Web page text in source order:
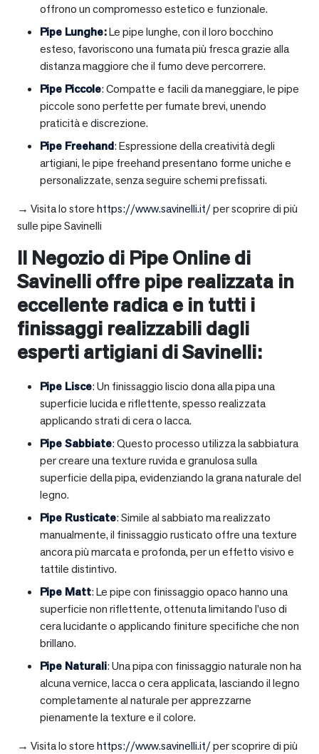
offrono un compromesso estetico e funzionale.
Pipe Lunghe:Le pipe lunghe, con il loro bocchino
esteso, favoriscono una fumata più fresca grazie alla
distanza maggiore che il fumo deve percorrere.
Pipe Piccole: Compatte e facili da maneggiare, le pipe
piccole sono perfette per fumate brevi, unendo
praticità e discrezione.
Pipe Freehand: Espressione della creatività degli
artigiani, le pipe freehand presentano forme uniche e
personalizzate, senza seguire schemi prefissati.
→ Visita lo storehttps://www.savinelli.it/per scoprire di più
sulle pipe Savinelli
Il Negozio di Pipe Online di
Savinelli offre pipe realizzata in
eccellente radica e in tutti i
finissaggi realizzabili dagli
esperti artigiani di Savinelli:
Pipe Lisce: Un finissaggio liscio dona alla pipa una
superficie lucida e riflettente, spesso realizzata
applicando strati di cera o lacca.
Pipe Sabbiate: Questo processo utilizza la sabbiatura
per creare una texture ruvida e granulosa sulla
superficie della pipa, evidenziando la grana naturale del
legno.
Pipe Rusticate: Simile al sabbiato ma realizzato
manualmente, il finissaggio rusticato offre una texture
ancora più marcata e profonda, per un effetto visivo e
tattile distintivo.
Pipe Matt: Le pipe con finissaggio opaco hanno una
superficie non riflettente, ottenuta limitando l’uso di
cera lucidante o applicando finiture specifiche che non
brillano.
Pipe Naturali: Una pipa con finissaggio naturale non ha
alcuna vernice, lacca o cera applicata, lasciando il legno
completamente al naturale per apprezzarne
pienamente la texture e il colore.
→ Visita lo storehttps://www.savinelli.it/per scoprire di più